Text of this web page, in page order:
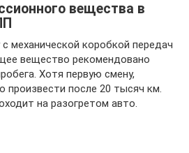
вещества в
механической коробкой передач
вещество рекомендовано
Хотя первую смену,
произвести после 20 тысяч км.
на разогретом авто.